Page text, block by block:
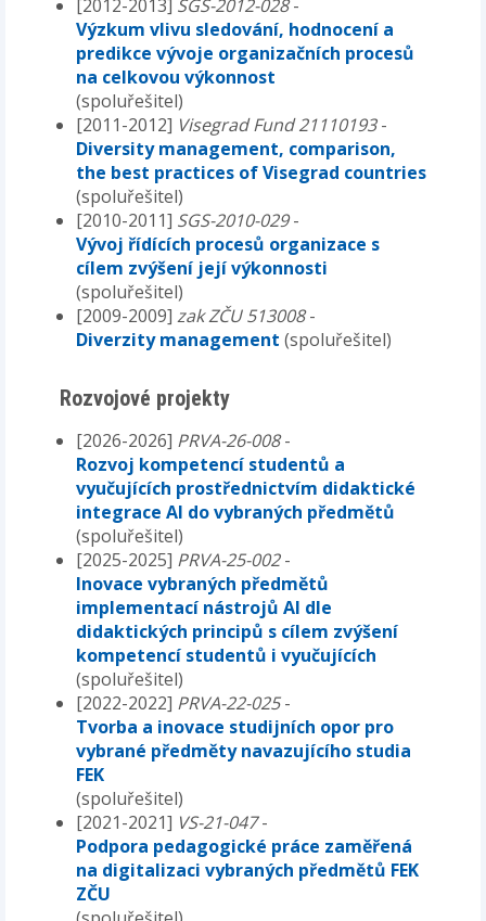
[2012-2013] SGS-2012-028-
Výzkum vlivu sledování, hodnocení a
predikce vývoje organizačních procesů
na celkovou výkonnost
(spoluřešitel)
[2011-2012] Visegrad Fund 21110193-
Diversity management, comparison,
the best practices of Visegrad countries
(spoluřešitel)
[2010-2011] SGS-2010-029-
Vývoj řídících procesů organizace s
cílem zvýšení její výkonnosti
(spoluřešitel)
[2009-2009] zak ZČU 513008-
Diverzity management (spoluřešitel)
Rozvojové projekty
[2026-2026] PRVA-26-008-
Rozvoj kompetencí studentů a
vyučujících prostřednictvím didaktické
integrace AI do vybraných předmětů
(spoluřešitel)
[2025-2025] PRVA-25-002-
Inovace vybraných předmětů
implementací nástrojů AI dle
didaktických principů s cílem zvýšení
kompetencí studentů i vyučujících
(spoluřešitel)
[2022-2022] PRVA-22-025-
Tvorba a inovace studijních opor pro
vybrané předměty navazujícího studia
FEK
(spoluřešitel)
[2021-2021] VS-21-047-
Podpora pedagogické práce zaměřená
na digitalizaci vybraných předmětů FEK
ZČU